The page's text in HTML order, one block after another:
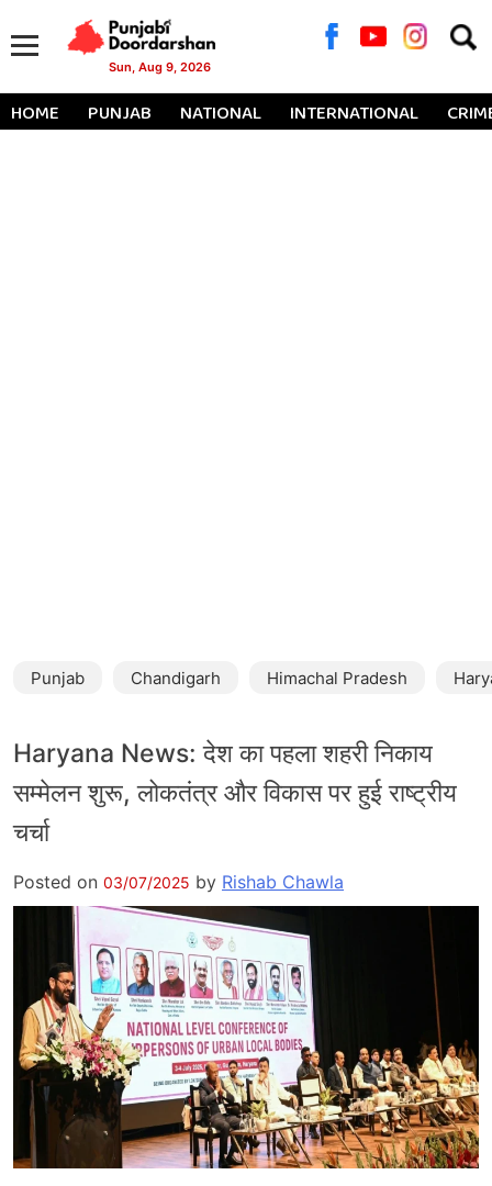
Sun, Aug 9, 2026
for:
HOME PUNJAB NATIONAL INTERNATIONAL
Punjab Chandigarh Himachal Pradesh
Haryana News: देश का पहला शहरी निकाय
सम्मेलन शुरू, लोकतंत्र और विकास पर हुई राष्ट्रीय
चर्चा
Posted on 03/07/2025 by Rishab Chawla